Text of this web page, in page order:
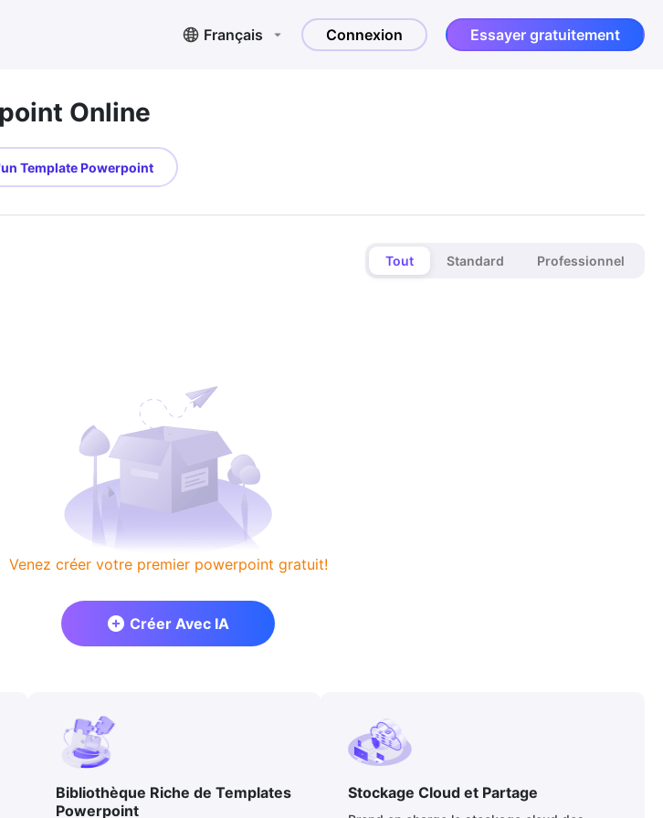
Français Connexion Essayer gratuitement
Online
Template Powerpoint
Tout Standard Professionnel
Venez créer votre premier powerpoint gratuit!
Créer Avec IA
Bibliothèque Riche de Templates
Powerpoint
Stockage Cloud et Partage